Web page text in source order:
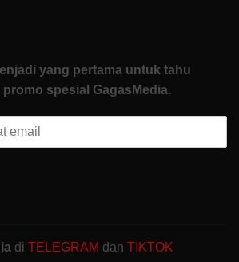
yang pertama untuk tahu
spesial GagasMedia.
di TELEGRAM dan TIKTOK